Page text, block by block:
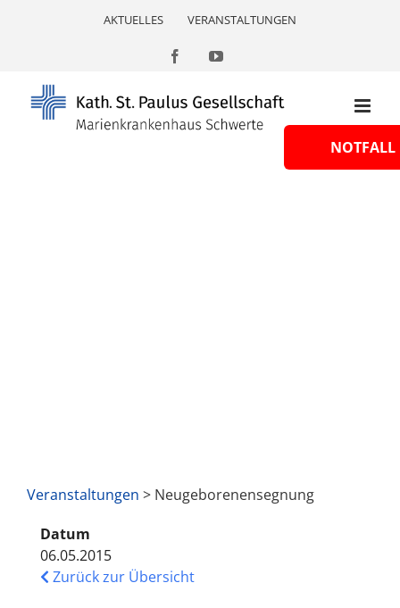
AKTUELLES VERANSTALTUNGEN
FacebookYouTube
Veranstaltungen > Neugeborenensegnung
Datum
06.05.2015
Zurück zur Übersicht
NOTFALL